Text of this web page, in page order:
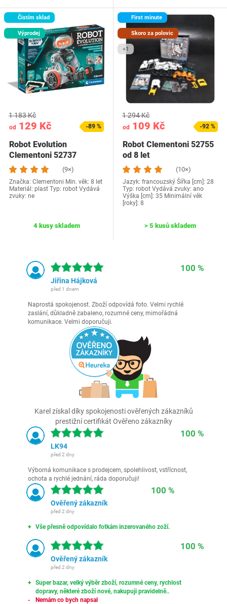
Čistím sklad
Výprodej
od 129 Kč
1 183 Kč
-89 %
Robot Evolution
Clementoni 52737
(9×)
Značka: Clementoni Min. věk: 8 let
Materiál: plast Typ: robot Vydává
zvuky: ne
4 kusy skladem
First minute
Skoro za polovic
+1
od 109 Kč
1 294 Kč
-92 %
Robot Clementoni 52755
od 8 let
(10×)
Jazyk: francouzský Šířka [cm]: 28
Typ: robot Vydává zvuky: ano
Výška [cm]: 35 Minimální věk
[roky]: 8
> 5 kusů skladem
100 %
Jiřina Hájková
před 1 dnem
Naprostá spokojenost. Zboží odpovídá foto. Velmi rychlé
zaslání, důkladně zabaleno, rozumné ceny, mimořádná
komunikace. Velmi doporučuji.
Karel získal díky spokojenosti ověřených zákazníků
prestižní certifikát Ověřeno zákazníky
100 %
LK94
před 2 dny
Výborná komunikace s prodejcem, spolehlivost, vstřícnost,
ochota a rychlé jednání, ráda doporučuji!
100 %
Ověřený zákazník
před 2 dny
Vše přesně odpovídalo fotkám inzerovaného zoží.
100 %
Ověřený zákazník
před 2 dny
Super bazar, velký výběr zboží, rozumné ceny, rychlost
dopravy, některé zboží nové, nakupuji pravidelně..
Nemám co bych napsal